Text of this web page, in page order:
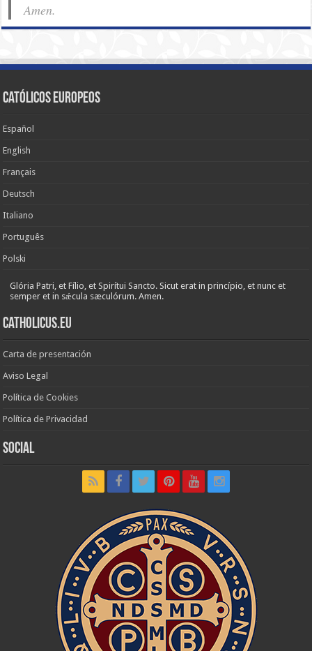
Amen.
Católicos Europeos
Español
English
Français
Deutsch
Italiano
Português
Polski
Glória Patri, et Fílio, et Spirítui Sancto. Sicut erat in princípio, et nunc et
semper et in sǽcula sæculórum. Amen.
Catholicus.eu
Carta de presentación
Aviso Legal
Política de Cookies
Política de Privacidad
Social